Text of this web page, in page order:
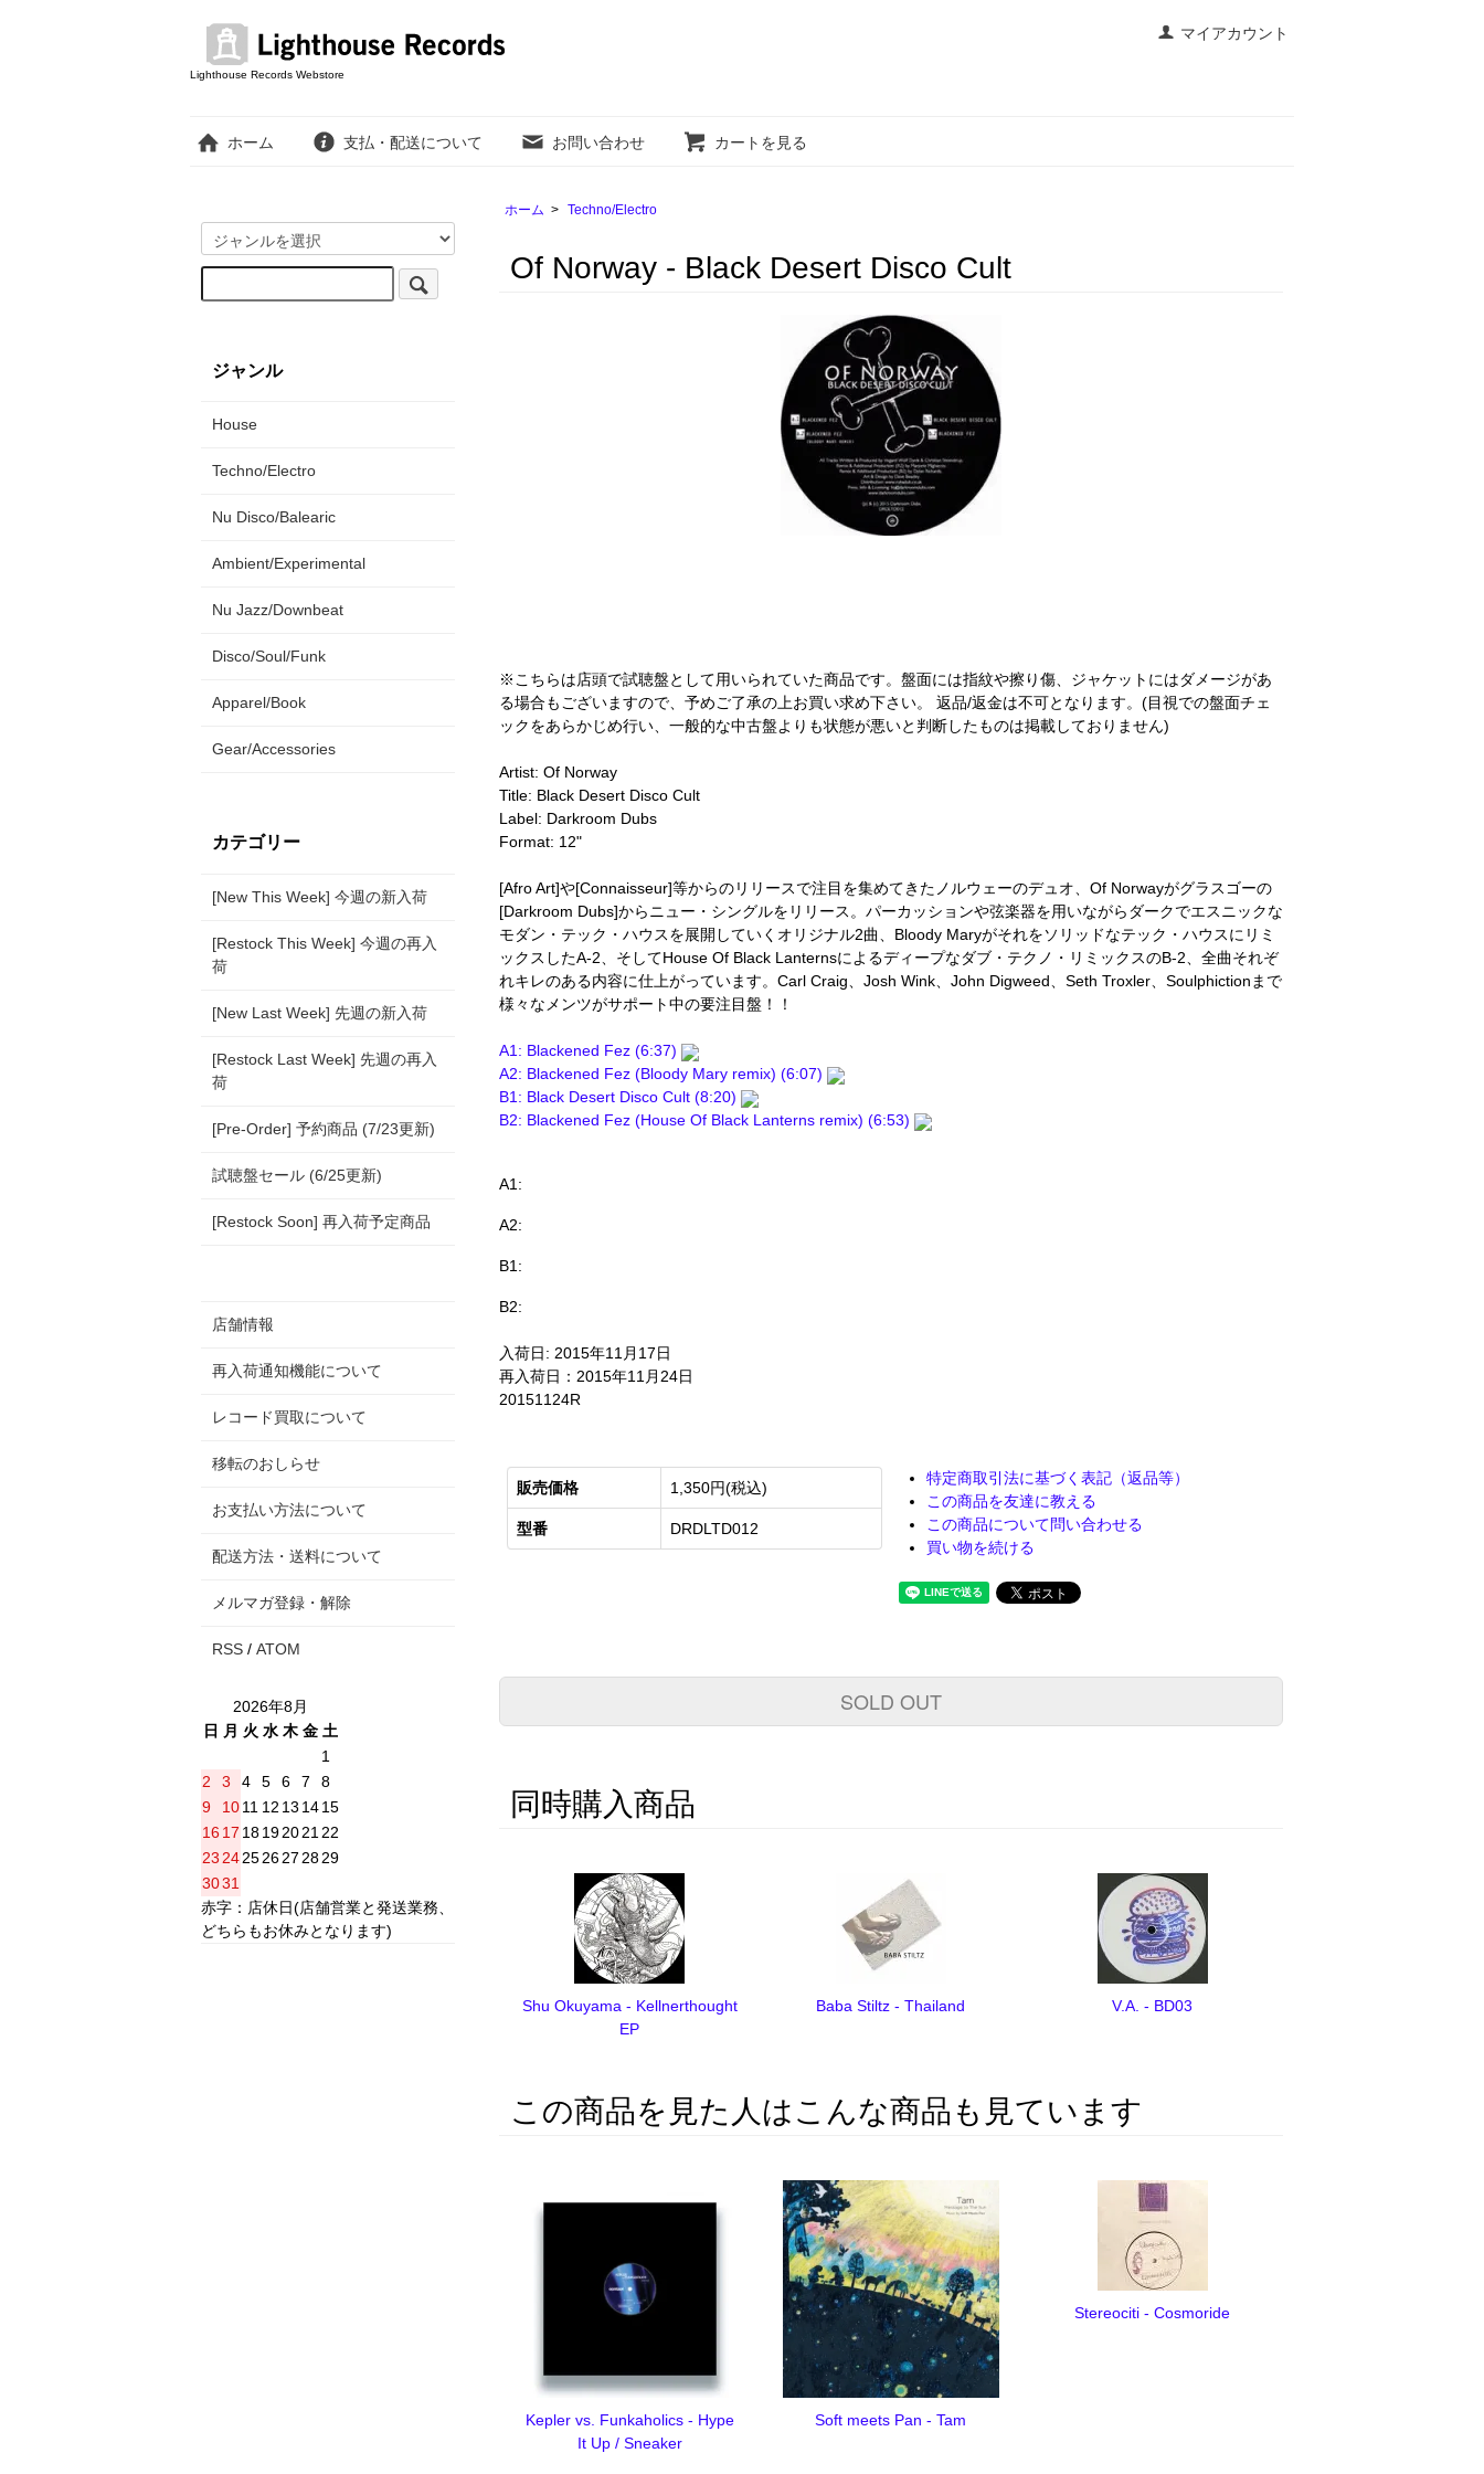
マイアカウント
Lighthouse Records Webstore
ホーム 支払・配送について お問い合わせ カートを見る
ホーム > Techno/Electro
Of Norway - Black Desert Disco Cult
※こちらは店頭で試聴盤として用いられていた商品です。盤面には指紋や擦り傷、ジャケットにはダメージがあ
る場合もございますので、予めご了承の上お買い求め下さい。 返品/返金は不可となります。(目視での盤面チェ
ックをあらかじめ行い、一般的な中古盤よりも状態が悪いと判断したものは掲載しておりません)
Artist: Of Norway
Title: Black Desert Disco Cult
Label: Darkroom Dubs
Format: 12"
[Afro Art]や[Connaisseur]等からのリリースで注目を集めてきたノルウェーのデュオ、Of Norwayがグラスゴーの
[Darkroom Dubs]からニュー・シングルをリリース。パーカッションや弦楽器を用いながらダークでエスニックな
モダン・テック・ハウスを展開していくオリジナル2曲、Bloody Maryがそれをソリッドなテック・ハウスにリミ
ックスしたA-2、そしてHouse Of Black Lanternsによるディープなダブ・テクノ・リミックスのB-2、全曲それぞ
れキレのある内容に仕上がっています。Carl Craig、Josh Wink、John Digweed、Seth Troxler、Soulphictionまで
様々なメンツがサポート中の要注目盤！！
A1: Blackened Fez (6:37)
A2: Blackened Fez (Bloody Mary remix) (6:07)
B1: Black Desert Disco Cult (8:20)
B2: Blackened Fez (House Of Black Lanterns remix) (6:53)
A1:
A2:
B1:
B2:
入荷日: 2015年11月17日
再入荷日：2015年11月24日
20151124R
販売価格 1,350円(税込)
型番 DRDLTD012
特定商取引法に基づく表記（返品等）
この商品を友達に教える
この商品について問い合わせる
買い物を続ける
SOLD OUT
同時購入商品
Shu Okuyama - Kellnerthought
EP
Baba Stiltz - Thailand V.A. - BD03
この商品を見た人はこんな商品も見ています
Kepler vs. Funkaholics - Hype
It Up / Sneaker
Soft meets Pan - Tam
Stereociti - Cosmoride
ジャンル
House
Techno/Electro
Nu Disco/Balearic
Ambient/Experimental
Nu Jazz/Downbeat
Disco/Soul/Funk
Apparel/Book
Gear/Accessories
カテゴリー
[New This Week] 今週の新入荷
[Restock This Week] 今週の再入
荷
[New Last Week] 先週の新入荷
[Restock Last Week] 先週の再入
荷
[Pre-Order] 予約商品 (7/23更新)
試聴盤セール (6/25更新)
[Restock Soon] 再入荷予定商品
店舗情報
再入荷通知機能について
レコード買取について
移転のおしらせ
お支払い方法について
配送方法・送料について
メルマガ登録・解除
RSS / ATOM
2026年8月
日
月 火 水 木 金 土
1
2
3 4 5 6 7
8
9
1011 12 13 1415
16 17 18192021 22
23 24252627 2829
3031
赤字：店休日(店舗営業と発送業務、
どちらもお休みとなります)